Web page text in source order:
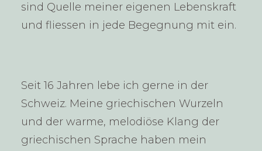
sind Quelle meiner eigenen Lebenskraft
und fliessen in jede Begegnung mit ein.
Seit 16 Jahren lebe ich gerne in der
Schweiz. Meine griechischen Wurzeln
und der warme, melodiöse Klang der
griechischen Sprache haben mein